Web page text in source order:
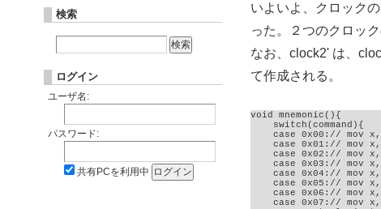
いよいよ、クロック
った。２つのクロッ
なお、clock2' は、
て作成される。
void mnemonic(){
switch(command){
case 0x00:// mov
case 0x01:// mov
case 0x02:// mov
case 0x03:// mov
case 0x04:// mov
case 0x05:// mov
case 0x06:// mov
case 0x07:// mov
検索
ログイン
ユーザ名:
パスワード:
共有PCを利用中